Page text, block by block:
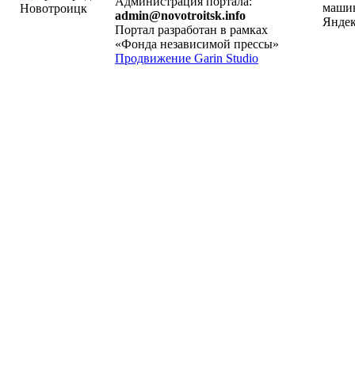
admin@novotroitsk.info
Портал разработан в рамках
«Фонда независимой прессы»
Продвижение Garin Studio